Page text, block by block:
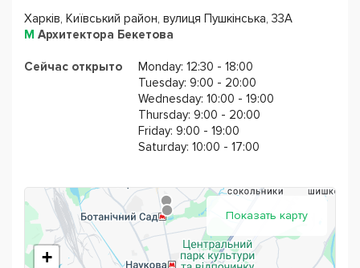
класс как новые, так и классические методы
преподавания. Наши опытные преподаватели
стремятся делать свои уроки интересными и
мотивирующими. Они находятся в постоянном поиске
новых идей и совершенствовании себя как
Мы рады видеть Вас в нашей языковой школе!
Харків, Київський район, вулиця Пушкінська, 33А
М Архитектора Бекетова
Сейчас открыто
Monday: 12:30 - 18:00
Tuesday: 9:00 - 20:00
Wednesday: 10:00 - 19:00
Thursday: 9:00 - 20:00
Friday: 9:00 - 19:00
Saturday: 10:00 - 17:00
Показать карту
+